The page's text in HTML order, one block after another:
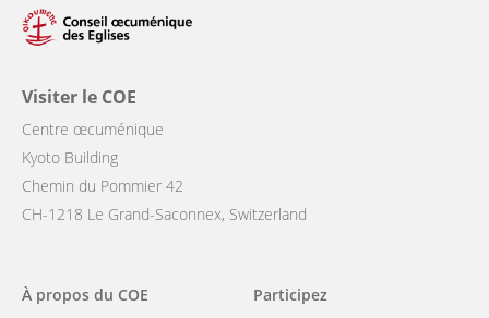
Visiter le COE
Centre œcuménique
Kyoto Building
Chemin du Pommier 42
CH-1218 Le Grand-Saconnex, Switzerland
Main
À propos du COE
Participez